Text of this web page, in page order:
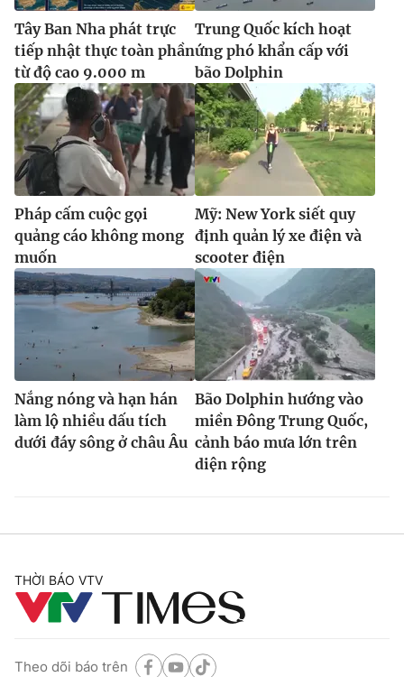
Ðiện thoại Thời báo VTV:024.66 897 897
Email:toasoan@vtv.vn
Liên hệ quảng cáo:024-7300.7108
® Cấm sao chép dưới mọi hình thức nếu không có sự chấp
thuận bằng văn bản. Ghi rõ nguồn VTV.vn khi phát hành lại
thông tin từ website này.
Tây Ban Nha phát trực
tiếp nhật thực toàn phần
từ độ cao 9.000 m
Trung Quốc kích hoạt
ứng phó khẩn cấp với
bão Dolphin
Pháp cấm cuộc gọi
quảng cáo không mong
muốn
Mỹ: New York siết quy
định quản lý xe điện và
scooter điện
Nắng nóng và hạn hán
làm lộ nhiều dấu tích
dưới đáy sông ở châu Âu
Bão Dolphin hướng vào
miền Đông Trung Quốc,
cảnh báo mưa lớn trên
diện rộng
THỜI BÁO VTV
Theo dõi báo trên